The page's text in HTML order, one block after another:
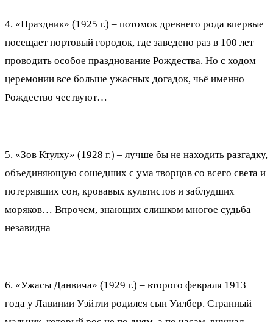
4. «Праздник» (1925 г.) – потомок древнего рода впервые
посещает портовый городок, где заведено раз в 100 лет
проводить особое празднование Рождества. Но с ходом
церемонии все больше ужасных догадок, чьё именно
Рождество чествуют…
5. «Зов Ктулху» (1928 г.) – лучше бы не находить разгадку,
объединяющую сошедших с ума творцов со всего света и
потерявших сон, кровавых культистов и заблудших
моряков… Впрочем, знающих слишком многое судьба
незавидна
6. «Ужасы Данвича» (1929 г.) – второго февраля 1913
года у Лавинии Уэйтли родился сын Уилбер. Странный